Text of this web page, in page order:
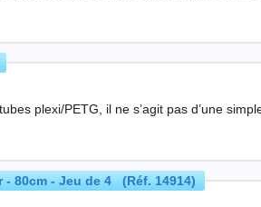
plexi/PETG, il ne s’agit pas d’une
- 80cm - Jeu de 4 (Réf. 14914)